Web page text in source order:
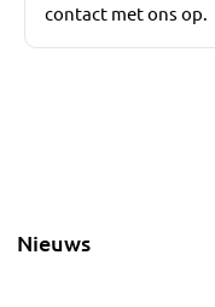
contact met ons op.
Nieuws